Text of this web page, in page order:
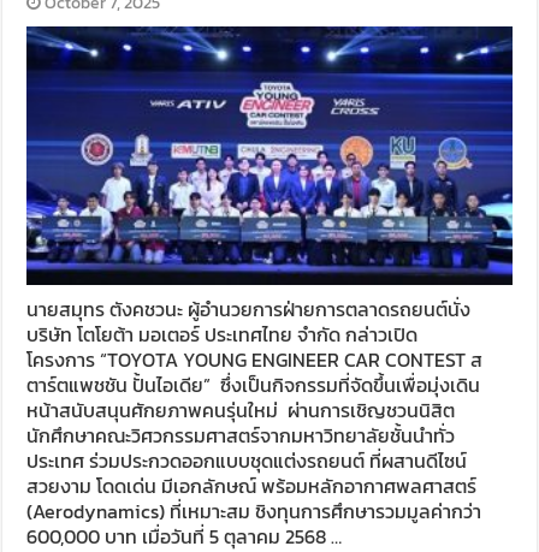
นายสมุทร ตังคชวนะ ผู้อำนวยการฝ่ายการตลาดรถยนต์นั่ง
บริษัท โตโยต้า มอเตอร์ ประเทศไทย จำกัด กล่าวเปิด
โครงการ “TOYOTA YOUNG ENGINEER CAR CONTEST ส
ตาร์ตแพชชัน ปั้นไอเดีย” ซึ่งเป็นกิจกรรมที่จัดขึ้นเพื่อมุ่งเดิน
หน้าสนับสนุนศักยภาพคนรุ่นใหม่ ผ่านการเชิญชวนนิสิต
นักศึกษาคณะวิศวกรรมศาสตร์จากมหาวิทยาลัยชั้นนำทั่ว
ประเทศ ร่วมประกวดออกแบบชุดแต่งรถยนต์ ที่ผสานดีไซน์
สวยงาม โดดเด่น มีเอกลักษณ์ พร้อมหลักอากาศพลศาสตร์
(Aerodynamics) ที่เหมาะสม ชิงทุนการศึกษารวมมูลค่ากว่า
600,000 บาท เมื่อวันที่ 5 ตุลาคม 2568 …